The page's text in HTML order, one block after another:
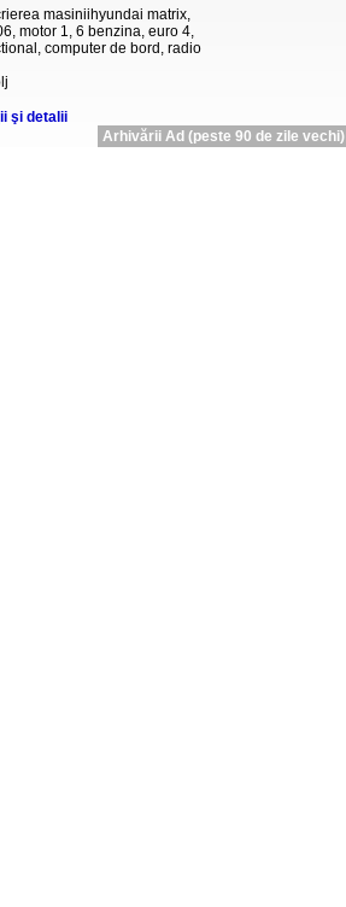
masiniihyundai matrix,
motor 1, 6 benzina, euro 4,
computer de bord, radio
şi detalii
Arhivării Ad (peste 90 de zile vechi)